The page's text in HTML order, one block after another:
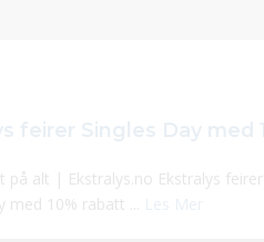
på alt | Ekstralys.no Ekstralys feirer
med 10% rabatt ...